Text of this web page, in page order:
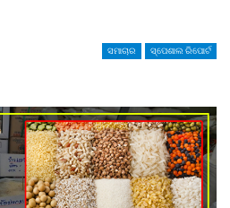
ସମାଚାର ସ୍ପେଶାଲ ରିପୋର୍ଟ